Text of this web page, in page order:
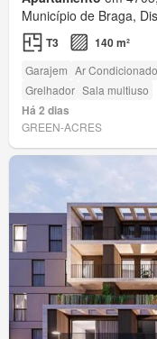
Município de Braga,
T3 140 m²
Garajem Ar Condicionado
Grelhador Sala multiuso
Há 2 dias
GREEN-ACRES